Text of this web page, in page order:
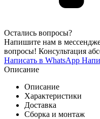
Остались вопросы?
Напишите нам в
вопросы! Консультация
Написать в WhatsApp
Описание
Описание
Характеристики
Доставка
Сборка и монтаж